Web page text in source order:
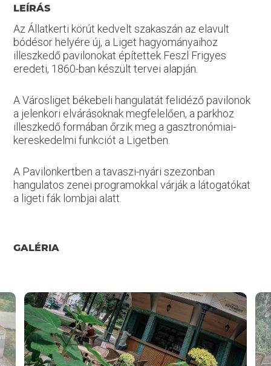
LEÍRÁS
Az Állatkerti körút kedvelt szakaszán az elavult
bódésor helyére új, a Liget hagyományaihoz
illeszkedő pavilonokat építettek Feszl Frigyes
eredeti, 1860-ban készült tervei alapján.
A Városliget békebeli hangulatát felidéző pavilonok
a jelenkori elvárásoknak megfelelően, a parkhoz
illeszkedő formában őrzik meg a gasztronómiai-
kereskedelmi funkciót a Ligetben.
A Pavilonkertben a tavaszi-nyári szezonban
hangulatos zenei programokkal várják a látogatókat
a ligeti fák lombjai alatt.
GALÉRIA